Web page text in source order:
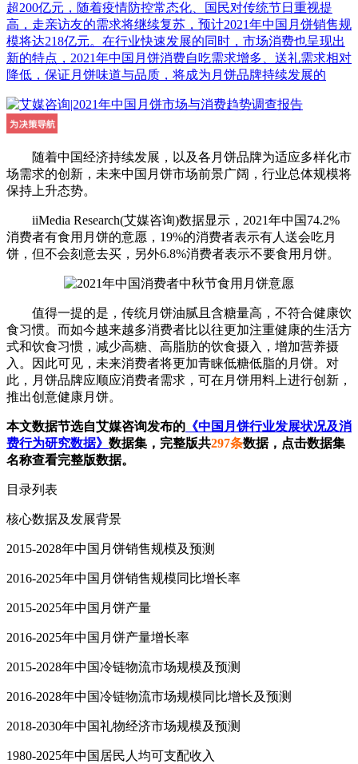
超200亿元，随着疫情防控常态化、国民对传统节日重视提
高，走亲访友的需求将继续复苏，预计2021年中国月饼销售规
模将达218亿元。在行业快速发展的同时，市场消费也呈现出
新的特点，2021年中国月饼消费自吃需求增多、送礼需求相对
降低，保证月饼味道与品质，将成为月饼品牌持续发展的
随着中国经济持续发展，以及各月饼品牌为适应多样化市
场需求的创新，未来中国月饼市场前景广阔，行业总体规模将
保持上升态势。
iiMedia Research(艾媒咨询)数据显示，2021年中国74.2%
消费者有食用月饼的意愿，19%的消费者表示有人送会吃月
饼，但不会刻意去买，另外6.8%消费者表示不要食用月饼。
值得一提的是，传统月饼油腻且含糖量高，不符合健康饮
食习惯。而如今越来越多消费者比以往更加注重健康的生活方
式和饮食习惯，减少高糖、高脂肪的饮食摄入，增加营养摄
入。因此可见，未来消费者将更加青睐低糖低脂的月饼。对
此，月饼品牌应顺应消费者需求，可在月饼用料上进行创新，
推出创意健康月饼。
本文数据节选自艾媒咨询发布的 《中国月饼行业发展状况及消
费行为研究数据》 数据集，完整版共297条数据，点击数据集
名称查看完整版数据。
目录列表
核心数据及发展背景
2015-2028年中国月饼销售规模及预测
2016-2025年中国月饼销售规模同比增长率
2015-2025年中国月饼产量
2016-2025年中国月饼产量增长率
2015-2028年中国冷链物流市场规模及预测
2016-2028年中国冷链物流市场规模同比增长及预测
2018-2030年中国礼物经济市场规模及预测
1980-2025年中国居民人均可支配收入